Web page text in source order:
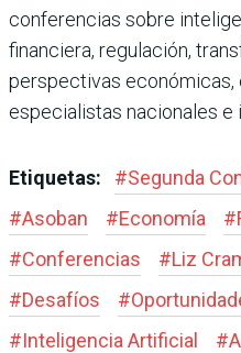
conferencias sobre
financiera, regulación,
perspectivas económicas,
especialistas nacionales e
Etiquetas: #Segunda
#Asoban #Economía #
#Conferencias #Liz
#Desafíos #
#Inteligencia Artificial #